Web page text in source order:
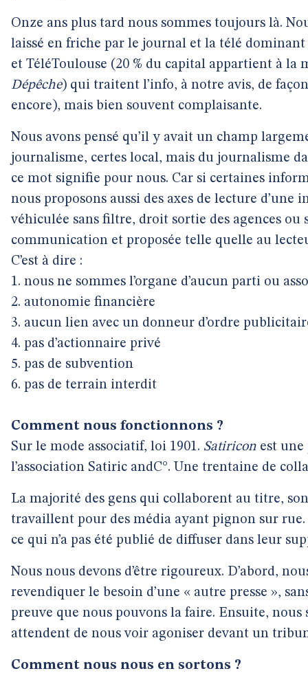
Onze ans plus tard nous sommes toujours là.
laissé en friche par le journal et la télé
et TéléToulouse (20 % du capital appartient à la
Dépêche) qui traitent l’info, à notre avis, de
encore), mais bien souvent complaisante.
Nous avons pensé qu’il y avait un champ
journalisme, certes local, mais du journalisme
ce mot signifie pour nous. Car si certaines
nous proposons aussi des axes de lecture
véhiculée sans filtre, droit sortie des agences ou
communication et proposée telle quelle au
C’est à dire :
1. nous ne sommes l’organe d’aucun parti ou
2. autonomie financière
3. aucun lien avec un donneur d’ordre
4. pas d’actionnaire privé
5. pas de subvention
6. pas de terrain interdit
Comment nous fonctionnons ?
Sur le mode associatif, loi 1901. Satiricon est
l’association Satiric andC°. Une trentaine de
La majorité des gens qui collaborent au titre,
travaillent pour des média ayant pignon sur
ce qui n’a pas été publié de diffuser dans leur
Nous nous devons d’être rigoureux. D’abord,
revendiquer le besoin d’une « autre presse »,
preuve que nous pouvons la faire. Ensuite, nous
attendent de nous voir agoniser devant un
Comment nous nous en sortons ?